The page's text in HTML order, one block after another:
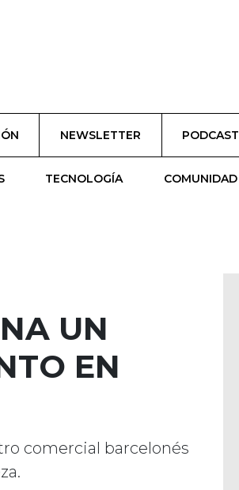
NEWSLETTER PODCAST
TECNOLOGÍA COMUNIDAD
UN
EN
comercial barcelonés